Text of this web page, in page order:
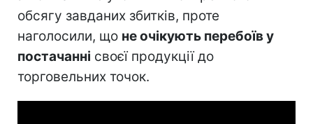
обсягу завданих збитків, проте
наголосили, що не очікують перебоїв у
постачанні своєї продукції до
торговельних точок.